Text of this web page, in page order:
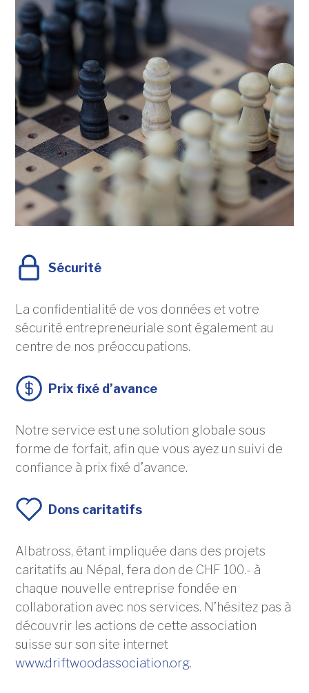
Sécurité
La confidentialité de vos données et votre
sécurité entrepreneuriale sont également au
centre de nos préoccupations.
Prix fixé d’avance
Notre service est une solution globale sous
forme de forfait, afin que vous ayez un suivi de
confiance à prix fixé d’avance.
Dons caritatifs
Albatross, étant impliquée dans des projets
caritatifs au Népal, fera don de CHF 100.- à
chaque nouvelle entreprise fondée en
collaboration avec nos services. N’hésitez pas à
découvrir les actions de cette association
suisse sur son site internet
www.driftwoodassociation.org.